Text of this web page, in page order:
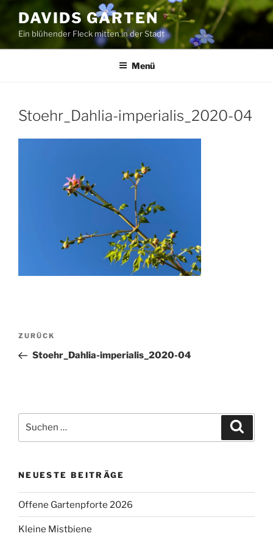
Inhalt
springen
DAVIDS GARTEN
Ein blühender Fleck mitten in der Stadt
Menü
Stoehr_Dahlia-imperialis_2020-04
Beitragsnavigation
Vorheriger
Beitrag
ZURÜCK
Stoehr_Dahlia-imperialis_2020-04
nach:
NEUESTE BEITRÄGE
Offene Gartenpforte 2026
Kleine Mistbiene